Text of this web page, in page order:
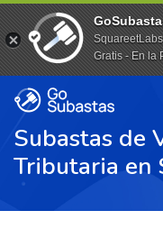
Subastas de
Tributaria en
SquareetLabs
Gratis - En la